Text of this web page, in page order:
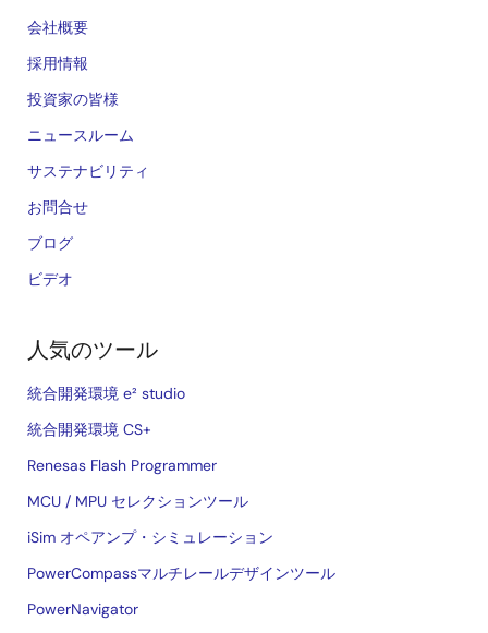
会社概要
採用情報
投資家の皆様
ニュースルーム
サステナビリティ
お問合せ
ブログ
ビデオ
人気のツール
統合開発環境 e² studio
統合開発環境 CS+
Renesas Flash Programmer
MCU / MPU セレクションツール
iSim オペアンプ・シミュレーション
PowerCompassマルチレールデザインツール
PowerNavigator